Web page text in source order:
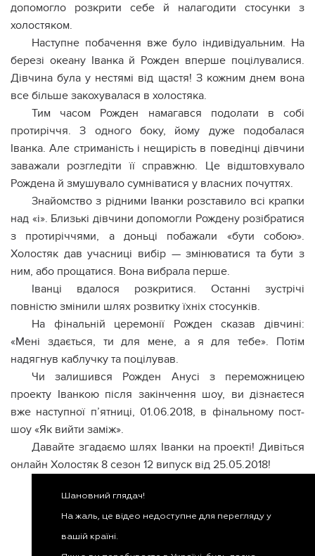
допомогло розкрити себе й налагодити стосунки з
холостяком.
Наступне побачення вже було індивідуальним. На
березі океану Іванка й Рожден вперше поцілувалися.
Дівчина була у нестямі від щастя! З кожним днем вона
все більше закохувалася в холостяка.
Тим часом Рожден намагався подолати в собі
протиріччя. З одного боку, йому дуже подобалася
Іванка. Але стриманість і нещирість в поведінці дівчини
заважали розгледіти її справжню. Це відштовхувало
Рождена й змушувало сумніватися у власних почуттях.
Знайомство з рідними Іванки розставило всі крапки
над «і». Близькі дівчини допомогли Рождену розібратися
з протиріччями, а доньці побажали «бути собою».
Холостяк дав учасниці вибір — змінюватися та бути з
ним, або прощатися. Вона вибрала перше.
Іванці вдалося розкритися. Останні зустрічі
повністю змінили шлях розвитку їхніх стосунків.
На фінальній церемонії Рожден сказав дівчині:
«Мені здається, ти для мене, а я для тебе». Потім
надягнув каблучку та поцілував.
Чи залишився Рожден Анусі з переможницею
проекту Іванкою після закінчення шоу, ви дізнаєтеся
вже наступної п’ятниці, 01.06.2018, в фінальному пост-
шоу «Як вийти заміж».
Давайте згадаємо шлях Іванки на проекті! Дивіться
онлайн Холостяк 8 сезон 12 випуск від 25.05.2018!